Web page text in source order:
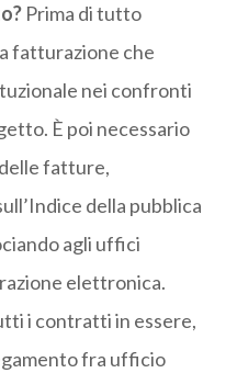
Prima di tutto
fatturazione che
nei confronti
È poi necessario
fatture,
della pubblica
agli uffici
elettronica.
i contratti in essere,
fra ufficio